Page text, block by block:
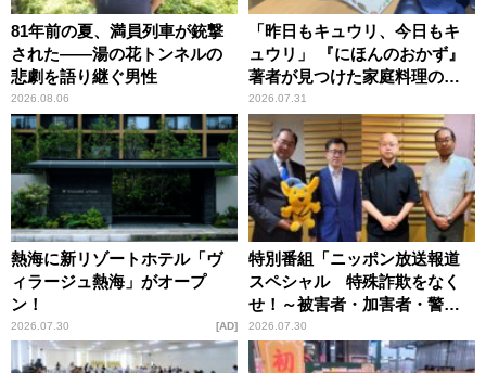
81年前の夏、満員列車が銃撃
された――湯の花トンネルの
悲劇を語り継ぐ男性
2026.08.06
「昨日もキュウリ、今日もキ
ュウリ」 『にほんのおかず』
著者が見つけた家庭料理の知
恵
2026.07.31
熱海に新リゾートホテル「ヴ
ィラージュ熱海」がオープ
ン！
2026.07.30 AD
特別番組「ニッポン放送報道
スペシャル 特殊詐欺をなく
せ！～被害者・加害者・警視
庁が語るトクリュウの実態
～」放送
2026.07.30